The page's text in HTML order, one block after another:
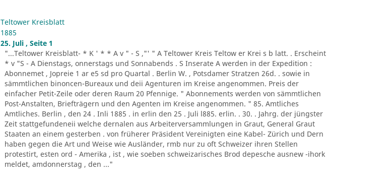
Teltower Kreisblatt
1885
25. Juli , Seite 1
"...Teltower Kreisblatt- * K ' * * A v " - S ,"' " A Teltower Kreis Teltow er Krei s b latt. . Erscheint
* v "S - A Dienstags, onnerstags und Sonnabends . S Inserate A werden in der Expedition :
Abonnemet , Jopreie 1 ar e5 sd pro Quartal . Berlin W. , Potsdamer Stratzen 26d. . sowie in
sämmtlichen binoncen-Bureaux und deii Agenturen im Kreise angenommen. Preis der
einfacher Petit-Zeile oder deren Raum 20 Pfennige. " Abonnements werden von sämmtlichen
Post-Anstalten, Briefträgern und den Agenten im Kreise angenommen. " 85. Amtliches
Amtliches. Berlin , den 24 . Inli 1885 . in erlin den 25 . Juli l885. erlin. . 30. . Jahrg. der jüngster
Zeit stattgefundeneii welche dernalen aus Arbeiterversammlungen in Graut, General Graut
Staaten an einem gesterben . von früherer Präsident Vereinigten eine Kabel- Zürich und Dern
haben gegen die Art und Weise wie Ausländer, rmb nur zu oft Schweizer ihren Stellen
protestirt, esten ord - Amerika , ist , wie soeben schweizarisches Brod depesche ausnew -ihork
meldet, amdonnerstag , den ..."